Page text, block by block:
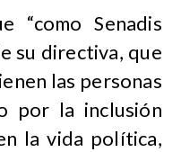
“como Senadis
su directiva, que
las personas
por la inclusión
la vida política,